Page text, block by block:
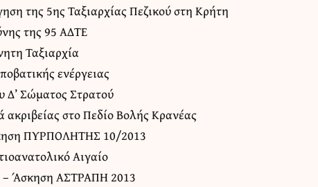
της 5ης Ταξιαρχίας Πεζικού στη Κρήτη
της 95 ΑΔΤΕ
Ταξιαρχία
ενέργειας
Δ’ Σώματος Στρατού
στο Πεδίο Βολής Κρανέας
ΠΥΡΠΟΛΗΤΗΣ 10/2013
Αιγαίο
– Άσκηση ΑΣΤΡΑΠΗ 2013